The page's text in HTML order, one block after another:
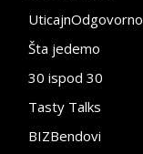
UticajnOdgovorno
Šta jedemo
30 ispod 30
Tasty Talks
BIZBendovi